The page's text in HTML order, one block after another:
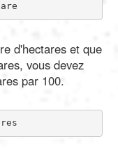
d'hectares et que
vous devez
par 100.